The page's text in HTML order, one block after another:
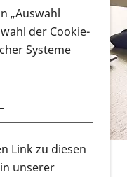
Infonmaterial
herunterladen
zum
RETINA-Website
an.
„Auswahl
der Cookie-
Systeme
Link zu diesen
unserer